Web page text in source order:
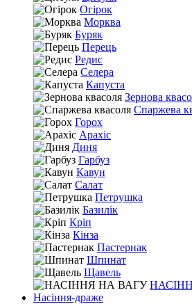
Огірок
Морква
Буряк
Перець
Редис
Селера
Капуста
Зернова
Спаржева
Горох
Арахіс
Диня
Гарбуз
Кавун
Салат
Петрушка
Базилік
Кріп
Кінза
Пастернак
Шпинат
Щавель
Насіння-драже